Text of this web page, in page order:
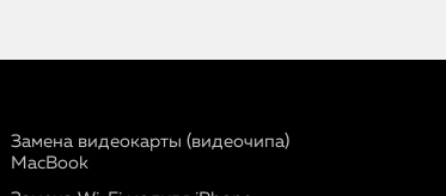
Замена видеокарты (видеочипа)
MacBook